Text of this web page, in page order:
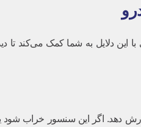
دهد. اگر این سنسور خراب